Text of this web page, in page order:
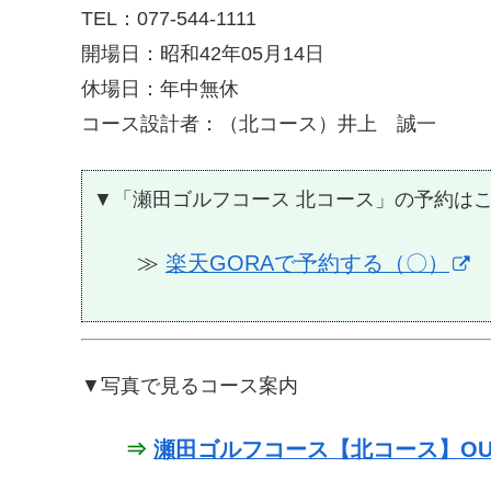
TEL：077-544-1111
開場日：昭和42年05月14日
休場日：年中無休
コース設計者：（北コース）井上 誠一
▼「瀬田ゴルフコース 北コース」の予約は
≫ 楽天GORAで予約する（〇）
▼写真で見るコース案内
⇒ 瀬田ゴルフコース【北コース】